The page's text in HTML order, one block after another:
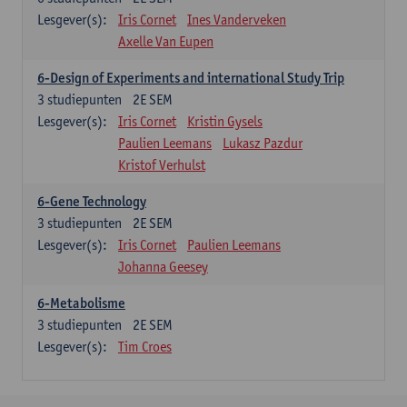
Lesgever(s):
Iris Cornet
Ines Vanderveken
Axelle Van Eupen
6-Design of Experiments and international Study Trip
2E SEM
3 studiepunten
Lesgever(s):
Iris Cornet
Kristin Gysels
Paulien Leemans
Lukasz Pazdur
Kristof Verhulst
6-Gene Technology
2E SEM
3 studiepunten
Lesgever(s):
Iris Cornet
Paulien Leemans
Johanna Geesey
6-Metabolisme
2E SEM
3 studiepunten
Lesgever(s):
Tim Croes